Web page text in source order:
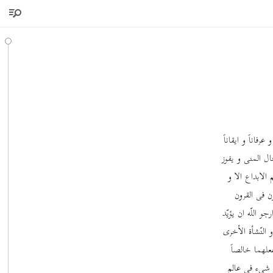
و ایقاناً
المنی و یفوز
الا و
فی القرون
اللّه ان یؤیّد
الأخری
خالصاً
شیء فی عالم